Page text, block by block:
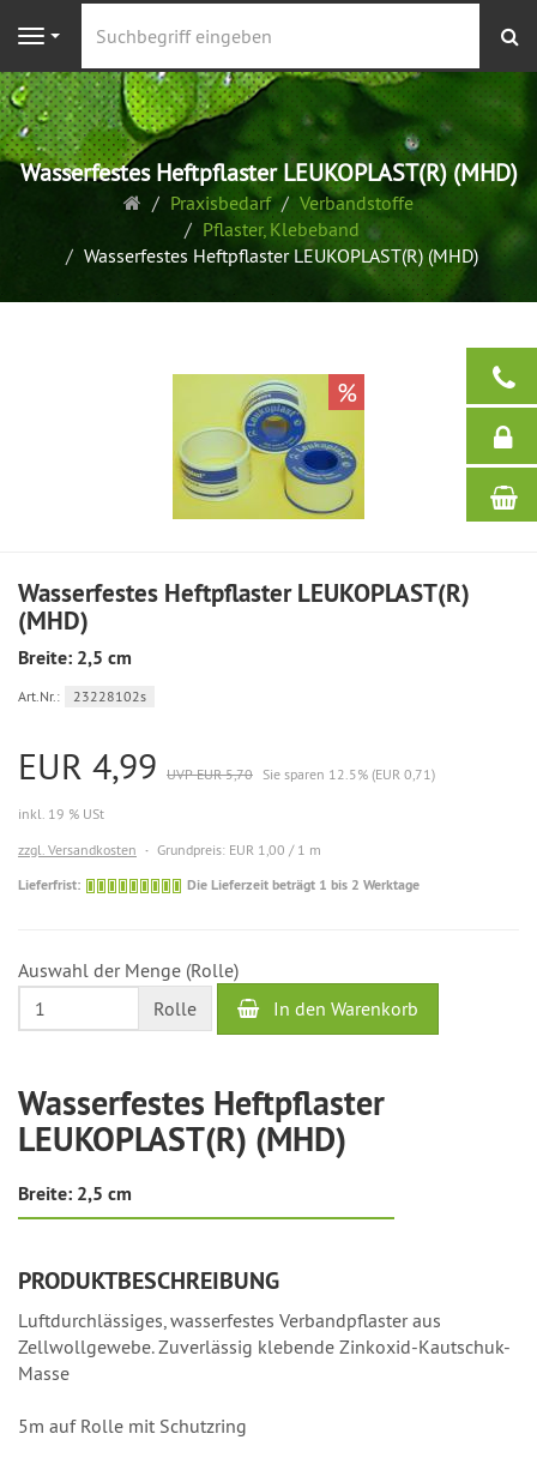
Navigation
Wasserfestes Heftpflaster LEUKOPLAST(R) (MHD)
Startseite
Praxisbedarf
Verbandstoffe
Pflaster, Klebeband
Wasserfestes Heftpflaster LEUKOPLAST(R) (MHD)
%
Wasserfestes Heftpflaster LEUKOPLAST(R)
(MHD)
Breite: 2,5 cm
Art.Nr.: 23228102s
EUR 4,99 UVP EUR 5,70 Sie sparen 12.5% (EUR 0,71)
inkl. 19 % USt
zzgl. Versandkosten
Grundpreis: EUR 1,00 / 1 m
Lieferfrist:
Die
bis
2
Werktage
Die Lieferzeit beträgt 1 bis 2 Werktage
Auswahl der Menge (Rolle)
Rolle
In den Warenkorb
Wasserfestes Heftpflaster
LEUKOPLAST(R) (MHD)
Breite: 2,5 cm
PRODUKTBESCHREIBUNG
Luftdurchlässiges, wasserfestes Verbandpflaster aus
Zellwollgewebe. Zuverlässig klebende Zinkoxid-Kautschuk-
Masse
5m auf Rolle mit Schutzring